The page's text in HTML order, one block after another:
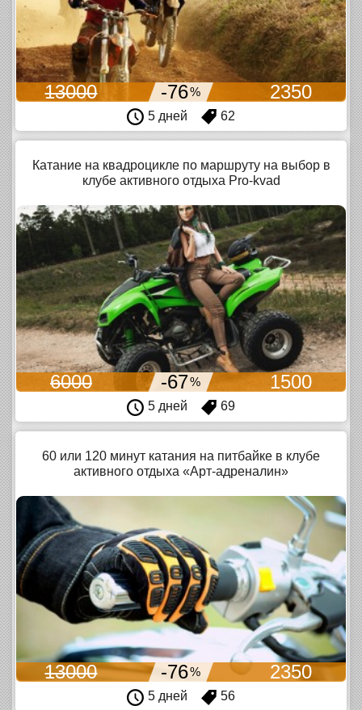
13000 -76% 2350
5 дней 62
Катание на квадроцикле по маршруту на выбор в
клубе активного отдыха Pro-kvad
6000 -67% 1500
5 дней 69
60 или 120 минут катания на питбайке в клубе
активного отдыха «Арт-адреналин»
13000 -76% 2350
5 дней 56